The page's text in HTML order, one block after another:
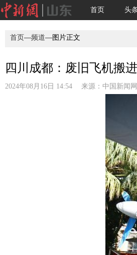
首页 头
首页—频道—图片正文
四川成都：废旧飞机搬
2024年08月16日 14:54 来源： 中国新闻网